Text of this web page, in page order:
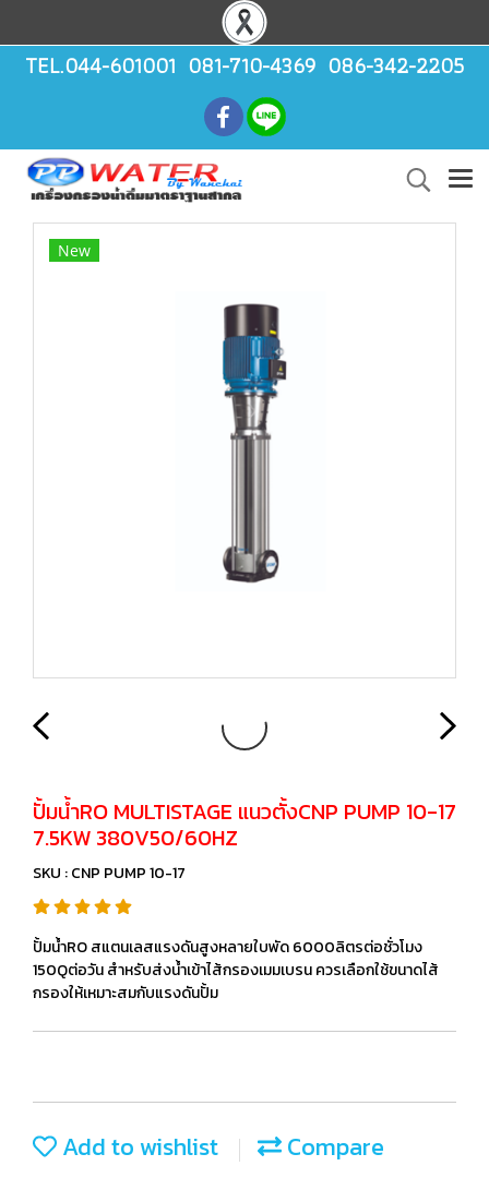
TEL.044-601001 081-710-4369 086-342-2205
New
ปั้มน้ำRO MULTISTAGE แนวตั้งCNP PUMP 10-17
7.5KW 380V50/60HZ
SKU : CNP PUMP 10-17
ปั้มน้ำRO สแตนเลสแรงดันสูงหลายใบพัด 6000ลิตรต่อชั่วโมง
150Qต่อวัน สำหรับส่งน้ำเข้าไส้กรองเมมเบรน ควรเลือกใช้ขนาดไส้
กรองให้เหมาะสมกับแรงดันปั้ม
Add to wishlist Compare